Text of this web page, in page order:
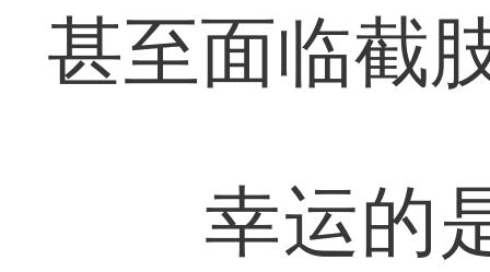
甚至面临截
幸运的是